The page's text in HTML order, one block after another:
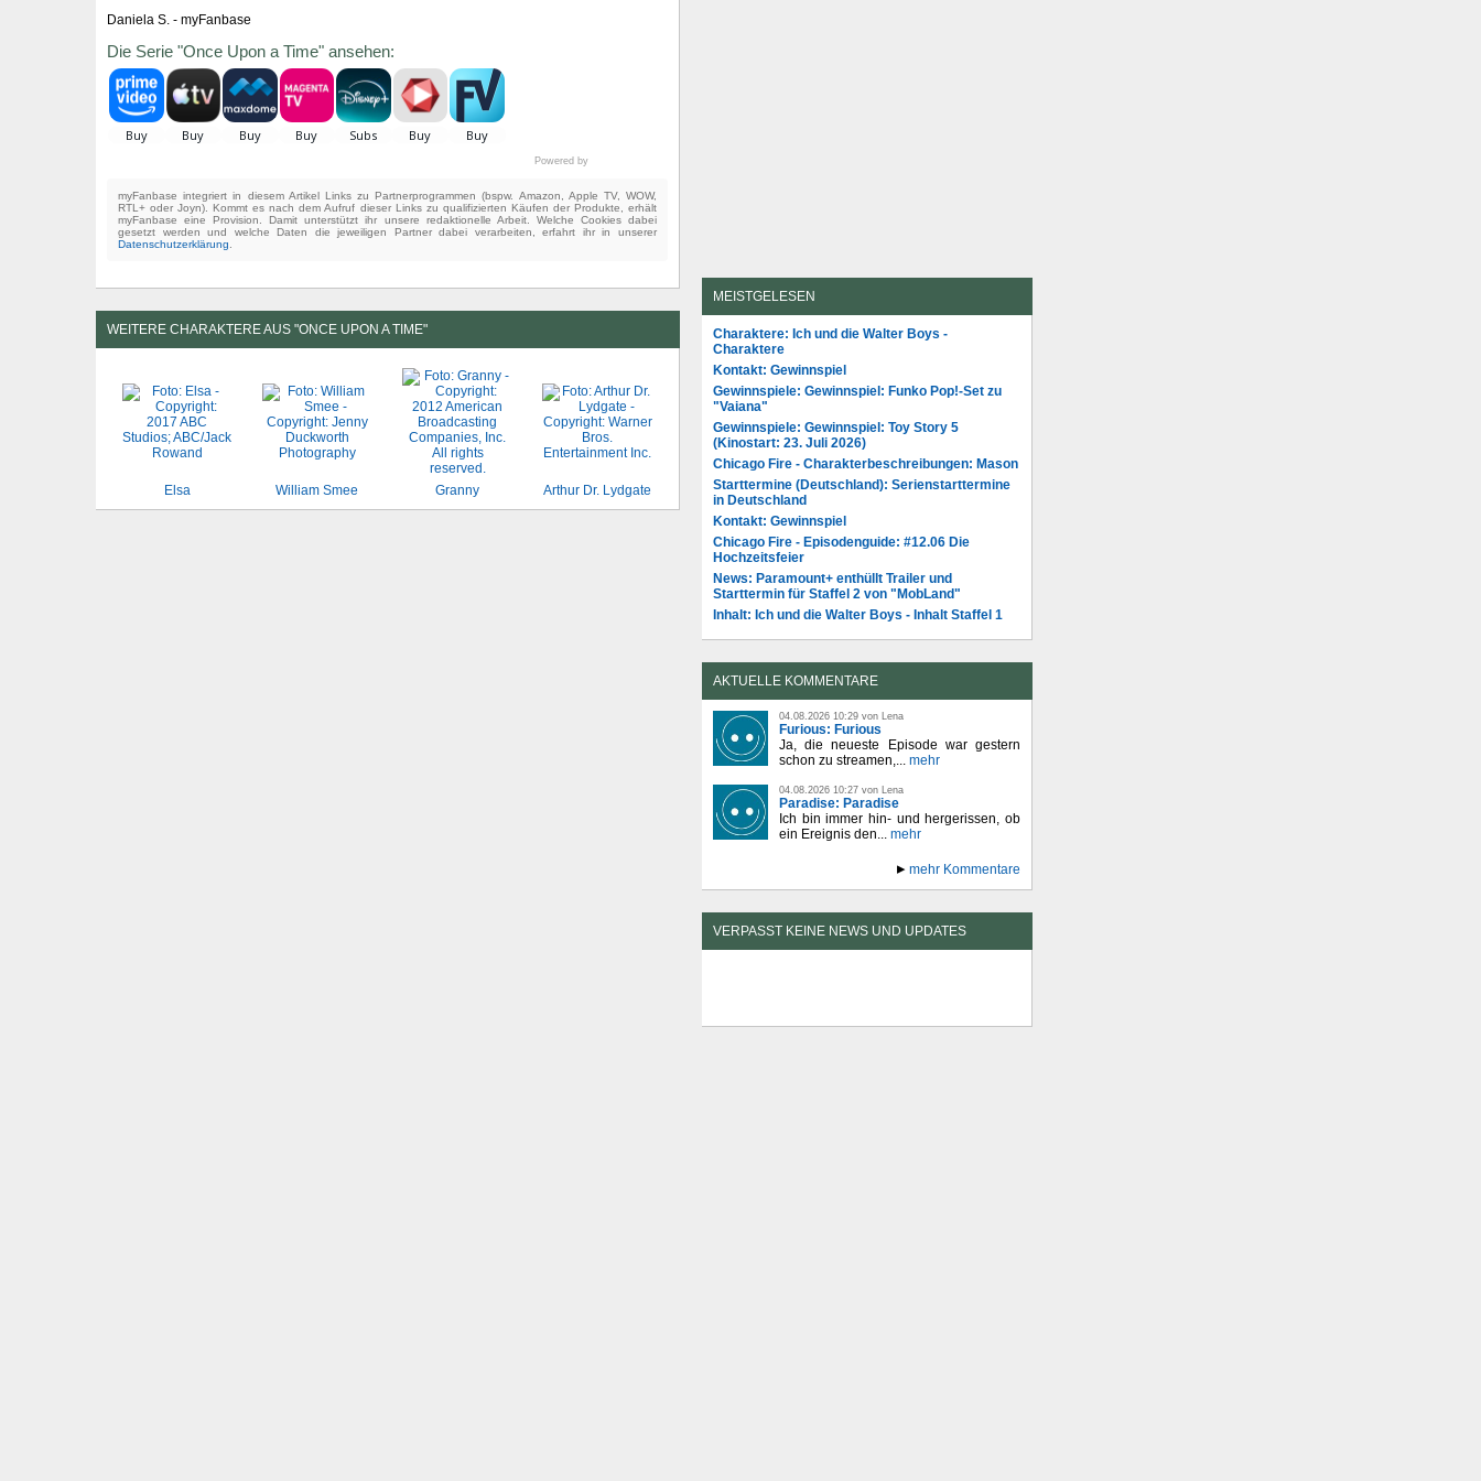
Daniela S. - myFanbase
Die Serie "Once Upon a Time" ansehen:
Powered by
myFanbase integriert in diesem Artikel Links zu Partnerprogrammen (bspw. Amazon, Apple TV, WOW,
RTL+ oder Joyn). Kommt es nach dem Aufruf dieser Links zu qualifizierten Käufen der Produkte, erhält
myFanbase eine Provision. Damit unterstützt ihr unsere redaktionelle Arbeit. Welche Cookies dabei
gesetzt werden und welche Daten die jeweiligen Partner dabei verarbeiten, erfahrt ihr in unserer
Datenschutzerklärung
WEITERE CHARAKTERE AUS "ONCE UPON A TIME"
Elsa William Smee Granny Arthur Dr. Lydgate
MEISTGELESEN
Charaktere: Ich und die Walter Boys -
Charaktere
Kontakt: Gewinnspiel
Gewinnspiele: Gewinnspiel: Funko Pop!-Set zu
"Vaiana"
Gewinnspiele: Gewinnspiel: Toy Story 5
(Kinostart: 23. Juli 2026)
Chicago Fire - Charakterbeschreibungen: Mason
Starttermine (Deutschland): Serienstarttermine
in Deutschland
Kontakt: Gewinnspiel
Chicago Fire - Episodenguide: #12.06 Die
Hochzeitsfeier
News: Paramount+ enthüllt Trailer und
Starttermin für Staffel 2 von "MobLand"
Inhalt: Ich und die Walter Boys - Inhalt Staffel 1
AKTUELLE KOMMENTARE
04.08.2026 10:29 von Lena
Furious: Furious
Ja, die neueste Episode war gestern
schon zu streamen,... mehr
04.08.2026 10:27 von Lena
Paradise: Paradise
Ich bin immer hin- und hergerissen, ob
ein Ereignis den... mehr
mehr Kommentare
VERPASST KEINE NEWS UND UPDATES